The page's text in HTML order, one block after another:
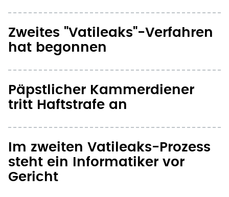
Zweites "Vatileaks"-Verfahren
hat begonnen
Päpstlicher Kammerdiener
tritt Haftstrafe an
Im zweiten Vatileaks-Prozess
steht ein Informatiker vor
Gericht